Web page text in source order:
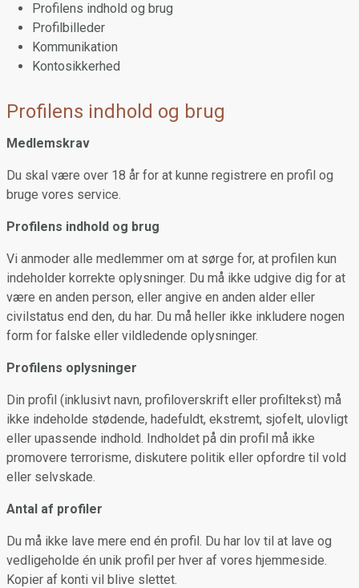
Profilens indhold og brug
Profilbilleder
Kommunikation
Kontosikkerhed
Profilens indhold og brug
Medlemskrav
Du skal være over 18 år for at kunne registrere en profil og
bruge vores service.
Profilens indhold og brug
Vi anmoder alle medlemmer om at sørge for, at profilen kun
indeholder korrekte oplysninger. Du må ikke udgive dig for at
være en anden person, eller angive en anden alder eller
civilstatus end den, du har. Du må heller ikke inkludere nogen
form for falske eller vildledende oplysninger.
Profilens oplysninger
Din profil (inklusivt navn, profiloverskrift eller profiltekst) må
ikke indeholde stødende, hadefuldt, ekstremt, sjofelt, ulovligt
eller upassende indhold. Indholdet på din profil må ikke
promovere terrorisme, diskutere politik eller opfordre til vold
eller selvskade.
Antal af profiler
Du må ikke lave mere end én profil. Du har lov til at lave og
vedligeholde én unik profil per hver af vores hjemmeside.
Kopier af konti vil blive slettet.